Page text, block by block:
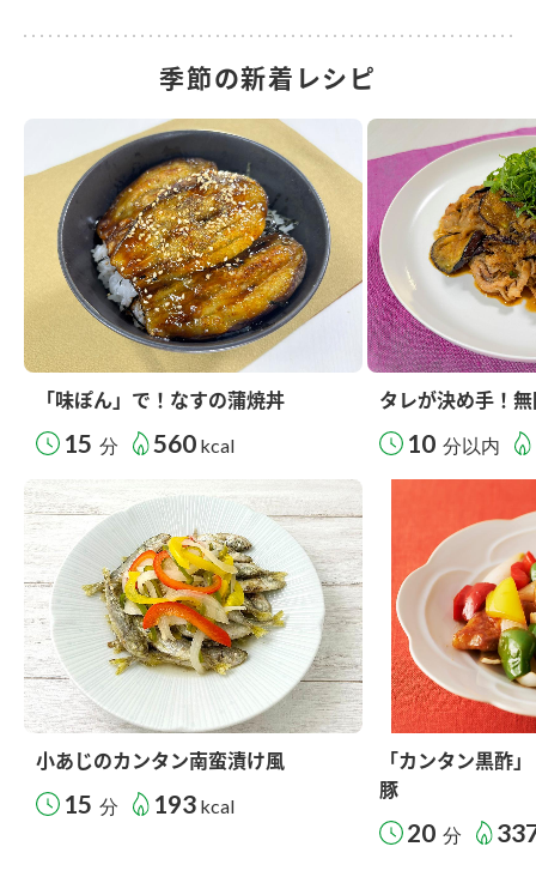
季節の新着レシピ
「味ぽん」で！なすの蒲焼丼
15 分 560 kcal
タレが決め手！
10 分以内
小あじのカンタン南蛮漬け風
15 分 193 kcal
「カンタン黒酢
豚
20 分